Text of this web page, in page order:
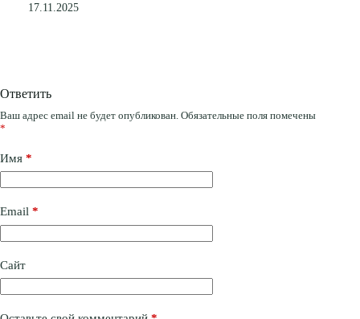
17.11.2025
Ответить
Ваш адрес email не будет опубликован. Обязательные поля помечены
*
Имя *
Email *
Сайт